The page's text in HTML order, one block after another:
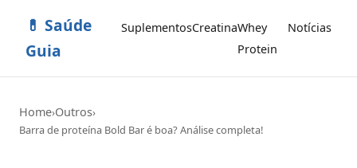
💊 Saúde
Guia
SuplementosCreatinaWhey
Protein
Notícias
Home›Outros›
Barra de proteína Bold Bar é boa? Análise completa!